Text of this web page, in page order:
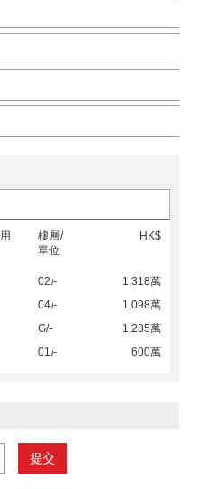
樓層/
單位
HK$
02/-
1,318萬
04/-
1,098萬
G/-
1,285萬
01/- 600萬
提交